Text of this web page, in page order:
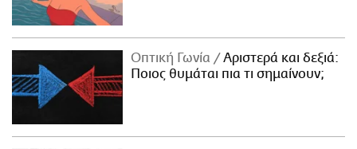
Οπτική Γωνία
Αριστερά και δεξιά:
Ποιος θυμάται πια τι σημαίνουν;